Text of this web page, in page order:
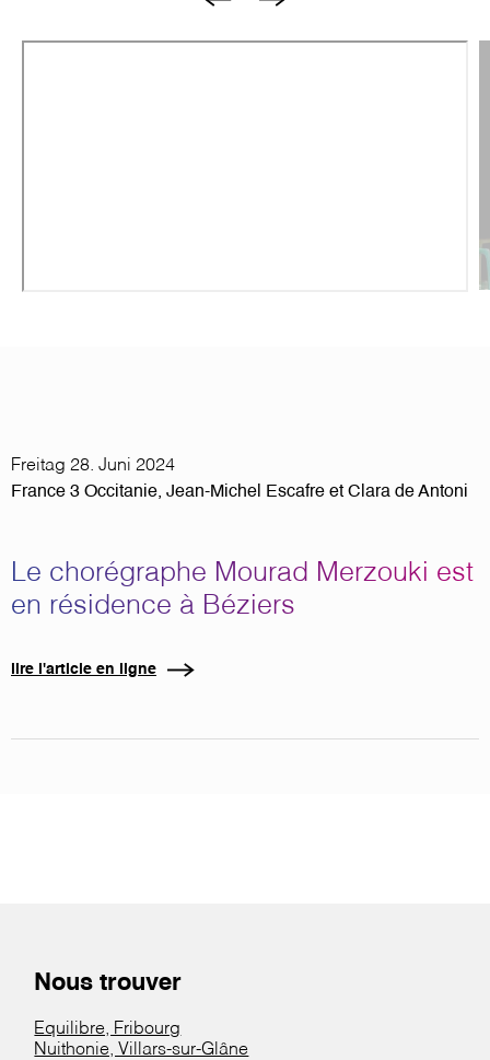
Freitag 28. Juni 2024
France 3 Occitanie, Jean-Michel Escafre et Clara de Antoni
Le chorégraphe Mourad Merzouki est
en résidence à Béziers
lire l'article en ligne
Nous trouver
Equilibre, Fribourg
Nuithonie, Villars-sur-Glâne